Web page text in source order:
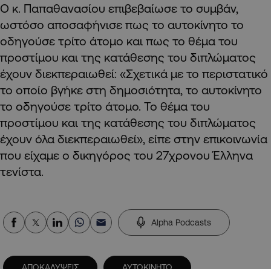
Ο κ. Παπαθανασίου επιβεβαίωσε το συμβάν,
ωστόσο αποσαφήνισε πως το αυτοκίνητο το
οδηγούσε τρίτο άτομο και πως το θέμα του
προστίμου και της κατάθεσης του διπλώματος
έχουν διεκπεραιωθεί: «Σχετικά με το περιστατικό
το οποίο βγήκε στη δημοσιότητα, το αυτοκίνητο
το οδηγούσε τρίτο άτομο. Το θέμα του
προστίμου και της κατάθεσης του διπλώματος
έχουν όλα διεκπεραιωθεί», είπε στην επικοινωνία
που είχαμε ο δικηγόρος του 27χρονου Έλληνα
τενίστα.
Alpha Podcasts
ΑΠΟΚΑΛΥΨΕΙΣ ΑΥΤΟΚΙΝΗΤΟ